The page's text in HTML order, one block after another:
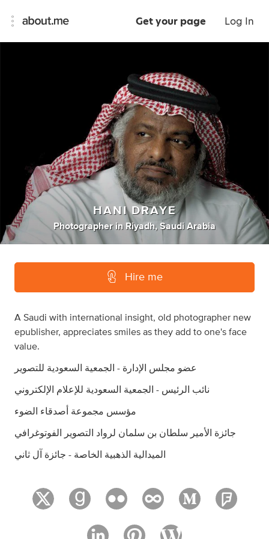
Get your page Log In
HANI DRAYE
Photographer in Riyadh, Saudi Arabia
Hire me
A Saudi with international insight, old photographer new
epublisher, appreciates smiles as they add to one's face
value.
عضو مجلس الإدارة - الجمعية السعودية للتصوير
نائب الرئيس - الجمعية السعودية للإعلام الإلكتروني
مؤسس مجموعة أصدقاء الضوء
جائزة الأمير سلطان بن سلمان لرواد التصوير الفوتوغرافي
الميدالية الذهبية الخاصة - جائزة آل ثاني